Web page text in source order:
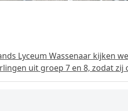
Lyceum Wassenaar kijken
uit groep 7 en 8, zodat zij